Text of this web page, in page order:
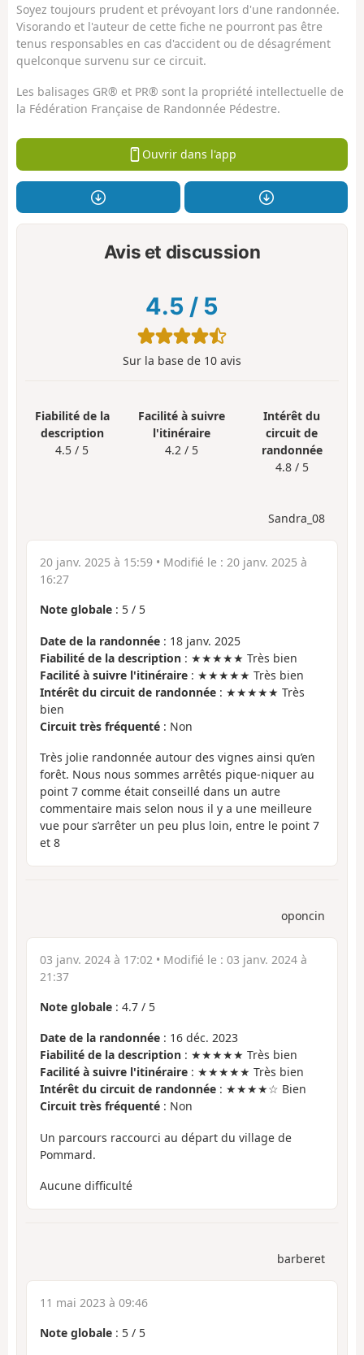
Soyez toujours prudent et prévoyant lors d'une randonnée.
Visorando et l'auteur de cette fiche ne pourront pas être
tenus responsables en cas d'accident ou de désagrément
quelconque survenu sur ce circuit.
Les balisages GR® et PR® sont la propriété intellectuelle de
la Fédération Française de Randonnée Pédestre.
Ouvrir dans l'app
Avis et discussion
4.5 / 5
Sur la base de 10 avis
Fiabilité de la
description
4.5 / 5
Facilité à suivre
l'itinéraire
4.2 / 5
Intérêt du
circuit de
randonnée
4.8 / 5
Sandra_08
20 janv. 2025 à 15:59 • Modifié le : 20 janv. 2025 à
16:27
Note globale : 5 / 5
Date de la randonnée : 18 janv. 2025
Fiabilité de la description : ★★★★★ Très bien
Facilité à suivre l'itinéraire : ★★★★★ Très bien
Intérêt du circuit de randonnée : ★★★★★ Très
bien
Circuit très fréquenté : Non
Très jolie randonnée autour des vignes ainsi qu’en
forêt. Nous nous sommes arrêtés pique-niquer au
point 7 comme était conseillé dans un autre
commentaire mais selon nous il y a une meilleure
vue pour s’arrêter un peu plus loin, entre le point 7
et 8
oponcin
03 janv. 2024 à 17:02 • Modifié le : 03 janv. 2024 à
21:37
Note globale : 4.7 / 5
Date de la randonnée : 16 déc. 2023
Fiabilité de la description : ★★★★★ Très bien
Facilité à suivre l'itinéraire : ★★★★★ Très bien
Intérêt du circuit de randonnée : ★★★★☆ Bien
Circuit très fréquenté : Non
Un parcours raccourci au départ du village de
Pommard.
Aucune difficulté
barberet
11 mai 2023 à 09:46
Note globale : 5 / 5